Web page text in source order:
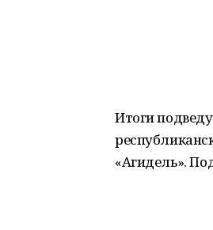
Итоги
«Агидель».